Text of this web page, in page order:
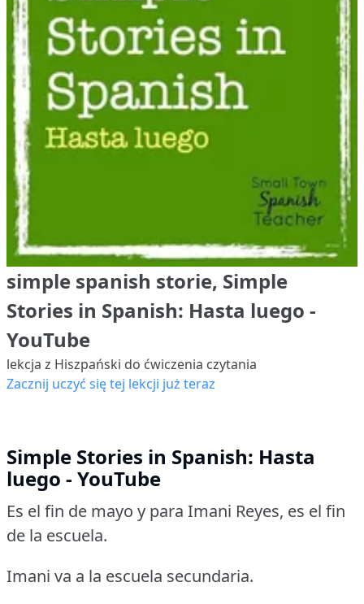
simple spanish storie, Simple
Stories in Spanish: Hasta luego -
YouTube
lekcja z Hiszpański do ćwiczenia czytania
Zacznij uczyć się tej lekcji już teraz
Simple Stories in Spanish: Hasta
luego - YouTube
Es el fin de mayo y para Imani Reyes, es el fin
de la escuela.
Imani va a la escuela secundaria.